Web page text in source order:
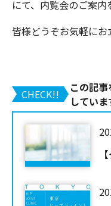
にて、内覧会のご案内
皆様どうぞお気軽にお
CHECK!!
この記
していま